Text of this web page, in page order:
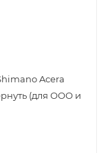
Acera
(для ООО и